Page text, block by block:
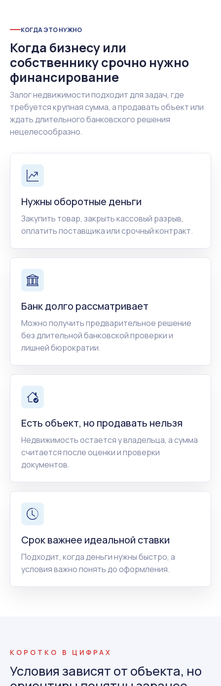
КОГДА ЭТО НУЖНО
Когда бизнесу или
собственнику срочно нужно
финансирование
Залог недвижимости подходит для задач, где
требуется крупная сумма, а продавать объект или
ждать длительного банковского решения
нецелесообразно.
Нужны оборотные деньги
Закупить товар, закрыть кассовый разрыв,
оплатить поставщика или срочный контракт.
Банк долго рассматривает
Можно получить предварительное решение
без длительной банковской проверки и
лишней бюрократии.
Есть объект, но продавать нельзя
Недвижимость остается у владельца, а сумма
считается после оценки и проверки
документов.
Срок важнее идеальной ставки
Подходит, когда деньги нужны быстро, а
условия важно понять до оформления.
КОРОТКО В ЦИФРАХ
Условия зависят от объекта, но